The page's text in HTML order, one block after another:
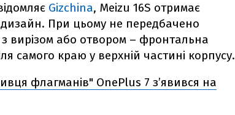
Gizchina, Meizu 16S отримає
При цьому не передбачено
вирізом або отвором – фронтальна
самого краю у верхній частині корпусу.
флагманів" OnePlus 7 з’явився на